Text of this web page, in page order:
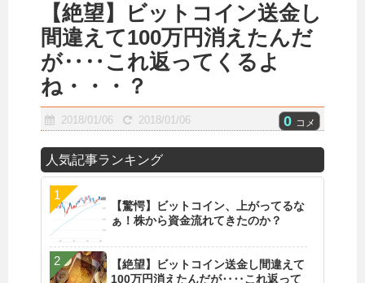
【絶望】ビットコイン送金し
間違えて100万円消えたんだ
が‥‥これ返ってくるよ
ね・・・？
2018/01/06 2018/01/06 0 コメ
人気記事ランキング
【驚愕】ビットコイン、上がってるな
ぁ！株から資金流れてきたのか？
【絶望】ビットコイン送金し間違えて
100万円消えたんだが‥‥これ返って